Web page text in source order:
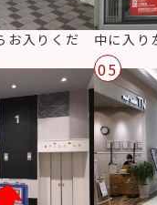
お入りくだ
中に入り
05